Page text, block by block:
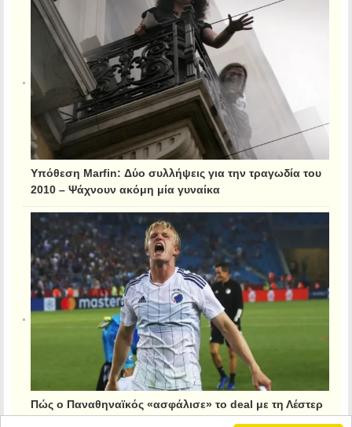
Υπόθεση Marfin: Δύο συλλήψεις για την τραγωδία του
2010 – Ψάχνουν ακόμη μία γυναίκα
Πώς ο Παναθηναϊκός «ασφάλισε» το deal με τη Λέστερ